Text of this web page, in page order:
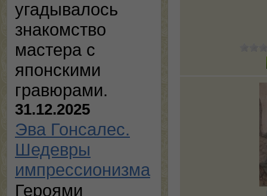
угадывалось
знакомство
мастера с
японскими
гравюрами.
31.12.2025
Эва Гонсалес.
Шедевры
импрессионизма
Героями